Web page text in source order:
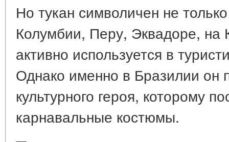
Но тукан символичен не
Колумбии, Перу, Эквадоре, на
активно используется в
Однако именно в Бразилии он
культурного героя, которому
карнавальные костюмы.